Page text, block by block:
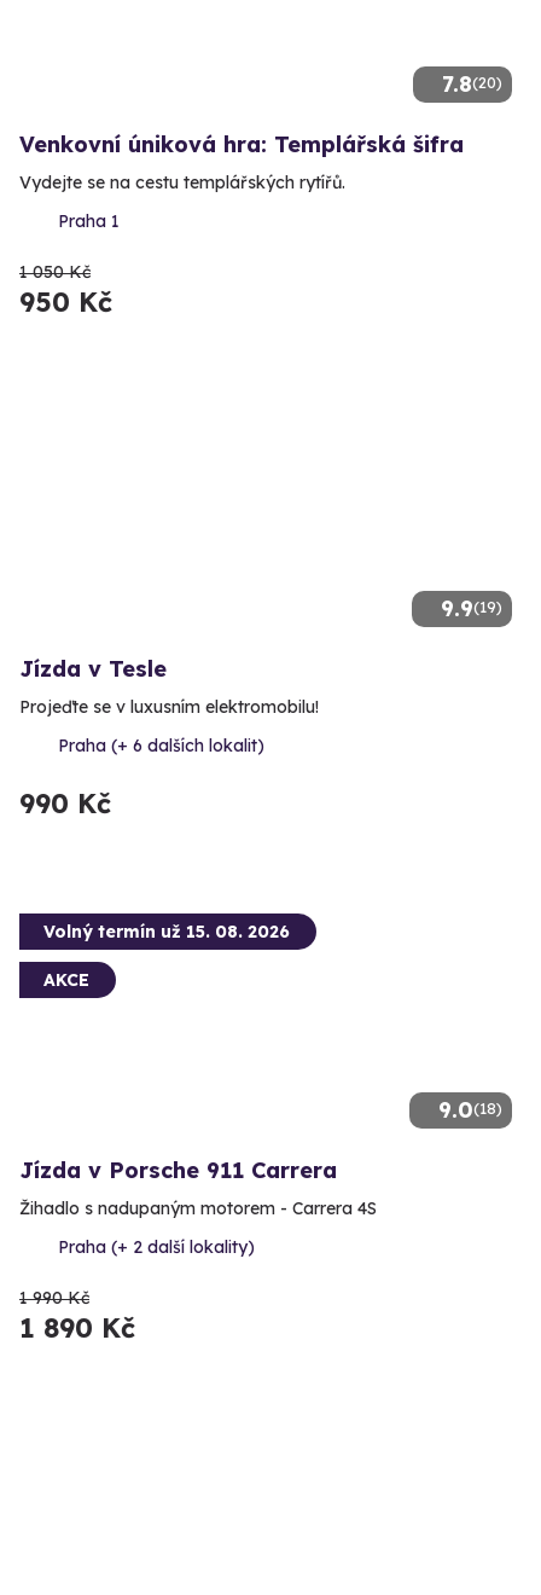
7.8(20)
Venkovní úniková hra: Templářská šifra
Vydejte se na cestu templářských rytířů.
Praha 1
1 050 Kč
950 Kč
9.9(19)
Jízda v Tesle
Projeďte se v luxusním elektromobilu!
Praha (+ 6 dalších lokalit)
990 Kč
9.0(18)
Volný termín už 15. 08. 2026
AKCE
Jízda v Porsche 911 Carrera
Žihadlo s nadupaným motorem - Carrera 4S
Praha (+ 2 další lokality)
1 990 Kč
1 890 Kč